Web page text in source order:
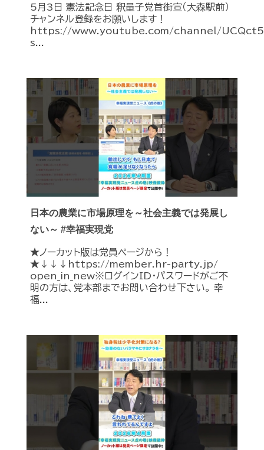
5月3日 憲法記念日 釈量子党首街宣（大森駅前）
チャンネル登録をお願いします！
https://www.youtube.com/channel/
s...
日本の農業に市場原理を～社会主義では発展し
ない～ #幸福実現党
★ノーカット版は党員ページから！
★↓↓↓https://member.hr-party.jp/
open_in_new※ログインID・パスワードがご不
明の方は、党本部までお問い合わせ下さい。 幸
福...